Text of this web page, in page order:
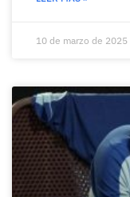
10 de marzo de 2025